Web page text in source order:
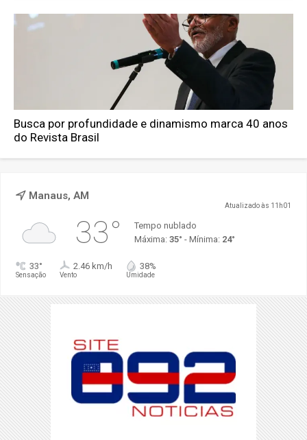
Busca por profundidade e dinamismo marca 40 anos
do Revista Brasil
Manaus, AM
Atualizado às 11h01
33°
Tempo nublado
Máxima: 35° - Mínima: 24°
33°
Sensação
2.46 km/h
Vento
38%
Umidade